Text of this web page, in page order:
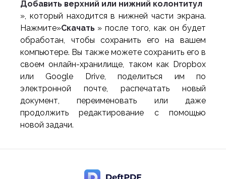
Добавить верхний или нижний колонтитул
», который находится в нижней части экрана.
Нажмите»Скачать » после того, как он будет
обработан, чтобы сохранить его на вашем
компьютере. Вы также можете сохранить его в
своем онлайн-хранилище, таком как Dropbox
или Google Drive, поделиться им по
электронной почте, распечатать новый
документ, переименовать или даже
продолжить редактирование с помощью
новой задачи.